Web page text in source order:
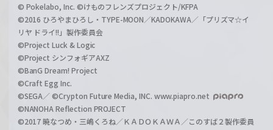
© Pokelabo, Inc. ©けものフレンズプロジェクト/KFPA
©2016 ひろやまひろし・TYPE-MOON／KADOKAWA／「プリズマ☆イ
リヤ ドライ!!」製作委員会
©Project Luck & Logic
©Project シンフォギアAXZ
©BanG Dream! Project
©Craft Egg Inc.
©SEGA／ ©Crypton Future Media, INC. www.piapro.net
©NANOHA Reflection PROJECT
©2017 暁なつめ・三嶋くろね／ＫＡＤＯＫＡＷＡ／このすば２製作委員